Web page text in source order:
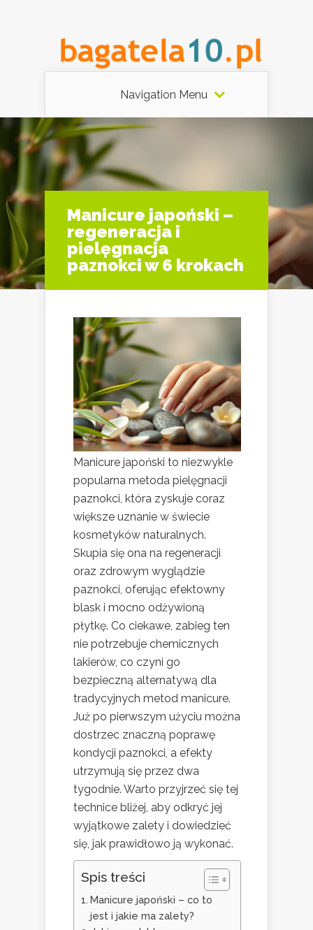
Navigation Menu
Manicure japoński –
regeneracja i
pielęgnacja
paznokci w 6 krokach
Manicure japoński to niezwykle
popularna metoda pielęgnacji
paznokci, która zyskuje coraz
większe uznanie w świecie
kosmetyków naturalnych.
Skupia się ona na regeneracji
oraz zdrowym wyglądzie
paznokci, oferując efektowny
blask i mocno odżywioną
płytkę. Co ciekawe, zabieg ten
nie potrzebuje chemicznych
lakierów, co czyni go
bezpieczną alternatywą dla
tradycyjnych metod manicure.
Już po pierwszym użyciu można
dostrzec znaczną poprawę
kondycji paznokci, a efekty
utrzymują się przez dwa
tygodnie. Warto przyjrzeć się tej
technice bliżej, aby odkryć jej
wyjątkowe zalety i dowiedzieć
się, jak prawidłowo ją wykonać.
Spis treści
Manicure japoński – co to
jest i jakie ma zalety?